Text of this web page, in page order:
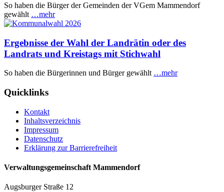
So haben die Bürger der Gemeinden der VGem Mammendorf
gewählt …mehr
Ergebnisse der Wahl der Landrätin oder des
Landrats und Kreistags mit Stichwahl
So haben die Bürgerinnen und Bürger gewählt …mehr
Quicklinks
Kontakt
Inhaltsverzeichnis
Impressum
Datenschutz
Erklärung zur Barrierefreiheit
Verwaltungsgemeinschaft Mammendorf
Augsburger Straße 12